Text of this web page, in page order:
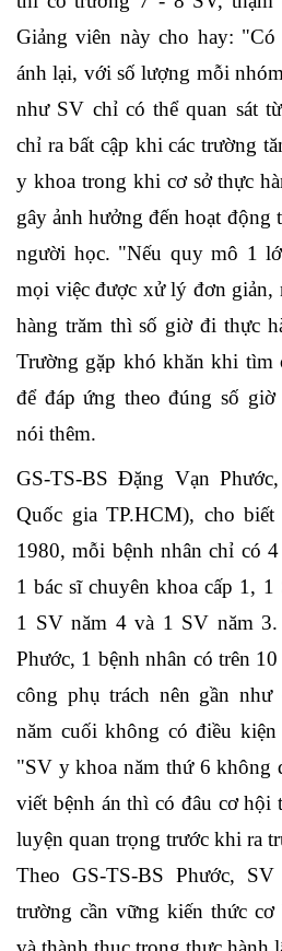
Giảng viên này cho hay: "Có
ánh lại, với số lượng mỗi
như SV chỉ có thể quan sát
chỉ ra bất cập khi các trường
y khoa trong khi cơ sở thực
gây ảnh hưởng đến hoạt động
người học. "Nếu quy mô 1
mọi việc được xử lý đơn giản,
hàng trăm thì số giờ đi thực
Trường gặp khó khăn khi tìm
để đáp ứng theo đúng số
nói thêm.
GS-TS-BS Đặng Vạn
Quốc gia TP.HCM), cho
1980, mỗi bệnh nhân chỉ có
1 bác sĩ chuyên khoa cấp 1,
1 SV năm 4 và 1 SV năm
Phước, 1 bệnh nhân có trên
công phụ trách nên gần
năm cuối không có điều
"SV y khoa năm thứ 6 không
viết bệnh án thì có đâu cơ hội
luyện quan trọng trước khi ra
Theo GS-TS-BS Phước,
trường cần vững kiến thức